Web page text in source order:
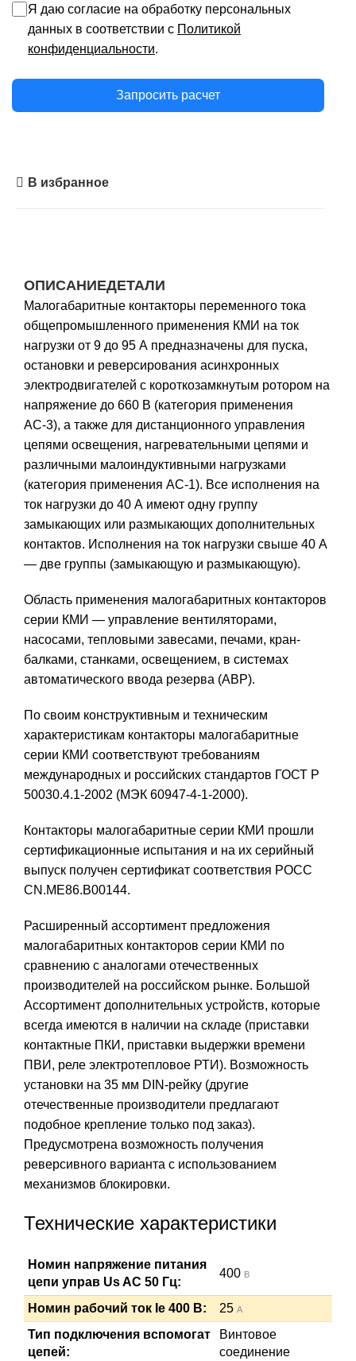
Я даю согласие на обработку персональных
данных в соответствии с Политикой
конфиденциальности.
Запросить расчет
В избранное
ОПИСАНИЕДЕТАЛИ
Малогабаритные контакторы переменного тока
общепромышленного применения КМИ на ток
нагрузки от 9 до 95 А предназначены для пуска,
остановки и реверсирования асинхронных
электродвигателей с короткозамкнутым ротором на
напряжение до 660 В (категория применения
АС-3), а также для дистанционного управления
цепями освещения, нагревательными цепями и
различными малоиндуктивными нагрузками
(категория применения АС-1). Все исполнения на
ток нагрузки до 40 А имеют одну группу
замыкающих или размыкающих дополнительных
контактов. Исполнения на ток нагрузки свыше 40 А
— две группы (замыкающую и размыкающую).
Область применения малогабаритных контакторов
серии КМИ — управление вентиляторами,
насосами, тепловыми завесами, печами, кран-
балками, станками, освещением, в системах
автоматического ввода резерва (АВР).
По своим конструктивным и техническим
характеристикам контакторы малогабаритные
серии КМИ соответствуют требованиям
международных и российских стандартов ГОСТ Р
50030.4.1-2002 (МЭК 60947-4-1-2000).
Контакторы малогабаритные серии КМИ прошли
сертификационные испытания и на их серийный
выпуск получен сертификат соответствия РОСС
CN.ME86.B00144.
Расширенный ассортимент предложения
малогабаритных контакторов серии КМИ по
сравнению с аналогами отечественных
производителей на российском рынке. Большой
Ассортимент дополнительных устройств, которые
всегда имеются в наличии на складе (приставки
контактные ПКИ, приставки выдержки времени
ПВИ, реле электротепловое РТИ). Возможность
установки на 35 мм DIN-рейку (другие
отечественные производители предлагают
подобное крепление только под заказ).
Предусмотрена возможность получения
реверсивного варианта с использованием
механизмов блокировки.
Технические характеристики
Номин напряжение питания
цепи управ Us AC 50 Гц:
400 В
Номин рабочий ток Ie 400 В: 25 А
Тип подключения вспомогат
цепей:
Винтовое
соединение